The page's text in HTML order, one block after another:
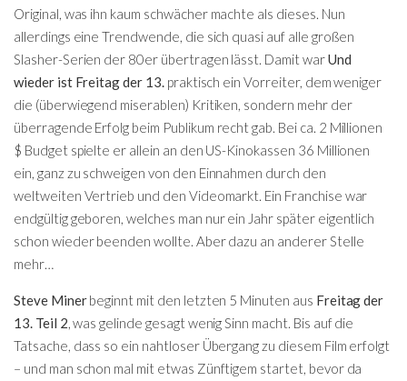
Original, was ihn kaum schwächer machte als dieses. Nun
allerdings eine Trendwende, die sich quasi auf alle großen
Slasher-Serien der 80er übertragen lässt. Damit warUnd
wieder ist Freitag der 13. praktisch ein Vorreiter, dem weniger
die (überwiegend miserablen) Kritiken, sondern mehr der
überragende Erfolg beim Publikum recht gab. Bei ca. 2 Millionen
$ Budget spielte er allein an den US-Kinokassen 36 Millionen
ein, ganz zu schweigen von den Einnahmen durch den
weltweiten Vertrieb und den Videomarkt. Ein Franchise war
endgültig geboren, welches man nur ein Jahr später eigentlich
schon wieder beenden wollte. Aber dazu an anderer Stelle
mehr…
Steve Minerbeginnt mit den letzten 5 Minuten aus Freitag der
13. Teil 2 , was gelinde gesagt wenig Sinn macht. Bis auf die
Tatsache, dass so ein nahtloser Übergang zu diesem Film erfolgt
– und man schon mal mit etwas Zünftigem startet, bevor da